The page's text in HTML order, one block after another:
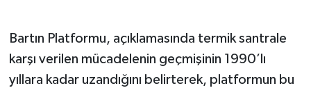
Bartın Platformu, açıklamasında termik santrale
karşı verilen mücadelenin geçmişinin 1990’lı
yıllara kadar uzandığını belirterek, platformun bu